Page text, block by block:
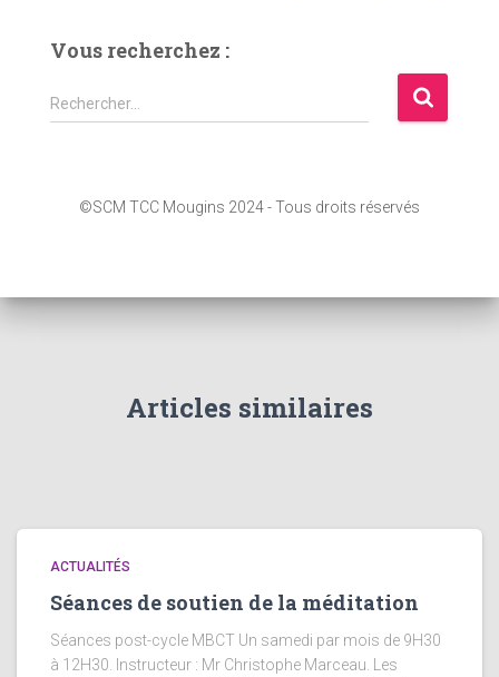
Vous recherchez :
R
e
Rechercher…
©SCM TCC Mougins 2024 - Tous droits réservés
Articles similaires
ACTUALITÉS
Séances de soutien de la méditation
Séances post-cycle MBCT Un samedi par mois de 9H30
à 12H30. Instructeur : Mr Christophe Marceau. Les